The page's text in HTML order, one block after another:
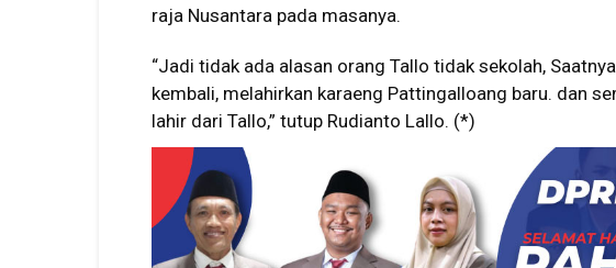
raja Nusantara pada masanya.
“Jadi tidak ada alasan orang Tallo tidak sekolah,
kembali, melahirkan karaeng Pattingalloang baru. dan
lahir dari Tallo,” tutup Rudianto Lallo. (*)